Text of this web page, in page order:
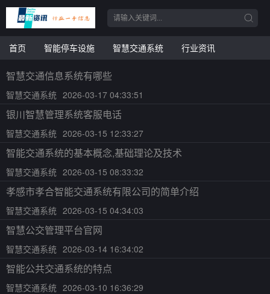
首页 智能停车设施 智慧交通系统 行业资讯
智慧交通信息系统有哪些
智慧交通系统 2026-03-17 04:33:51
银川智慧管理系统客服电话
智慧交通系统 2026-03-15 12:33:27
智能交通系统的基本概念,基础理论及技术
智慧交通系统 2026-03-15 08:33:32
孝感市孝合智能交通系统有限公司的简单介绍
智慧交通系统 2026-03-15 04:34:03
智慧公交管理平台官网
智慧交通系统 2026-03-14 16:34:02
智能公共交通系统的特点
智慧交通系统 2026-03-10 16:36:29